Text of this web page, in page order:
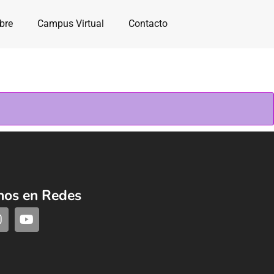
Campus Virtual Contacto
en Redes